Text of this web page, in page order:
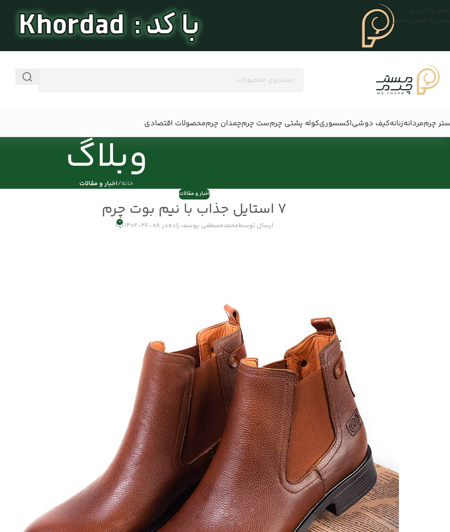
عبور به ناوبری
رفتن به محتوای اصلی
چرممردانهزنانهکیف دوشیاکسسوریکوله پشتی چرمست چرمچمدان چرممحصولات اقتصادی
وبلاگ
خانه/اخبار و مقالات
اخبار و مقالات
7 استایل جذاب با نیم بوت چرم
ارسال توسطمحمدمصطفی یوسف زادهدر 08-27-1402 0